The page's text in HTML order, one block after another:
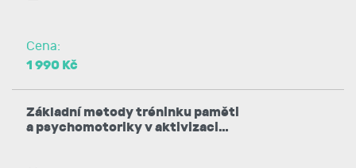
Cena:
1 990 Kč
Základní metody tréninku paměti
a psychomotoriky v aktivizaci…